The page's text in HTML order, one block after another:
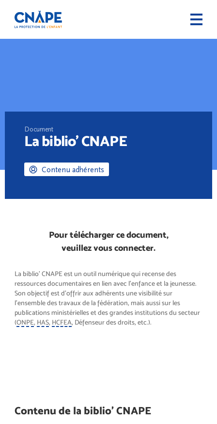
Document
La biblio’ CNAPE
Contenu adhérents
Pour télécharger ce document,
veuillez vous connecter.
La biblio’ CNAPE est un outil numérique qui recense des
ressources documentaires en lien avec l’enfance et la jeunesse.
Son objectif est d’offrir aux adhérents une visibilité sur
l’ensemble des travaux de la fédération, mais aussi sur les
publications ministérielles et des grandes institutions du secteur
(ONPE, HAS, HCFEA, Défenseur des droits, etc.).
Contenu de la biblio’ CNAPE